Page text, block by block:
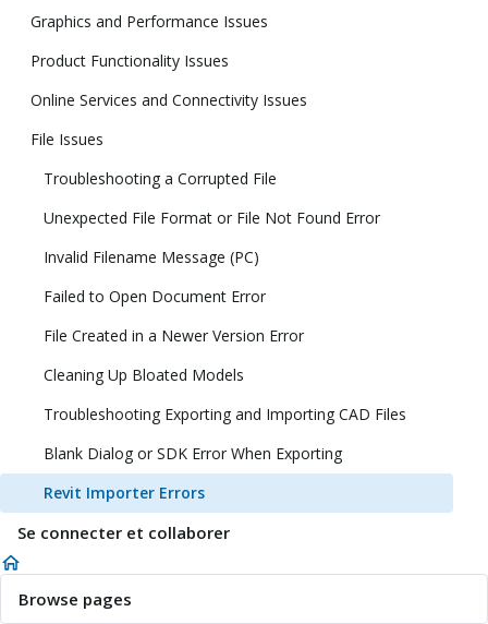
Graphics and Performance Issues
Product Functionality Issues
Online Services and Connectivity Issues
File Issues
Troubleshooting a Corrupted File
Unexpected File Format or File Not Found Error
Invalid Filename Message (PC)
Failed to Open Document Error
File Created in a Newer Version Error
Cleaning Up Bloated Models
Troubleshooting Exporting and Importing CAD Files
Blank Dialog or SDK Error When Exporting
Revit Importer Errors
Se connecter et collaborer
Browse pages